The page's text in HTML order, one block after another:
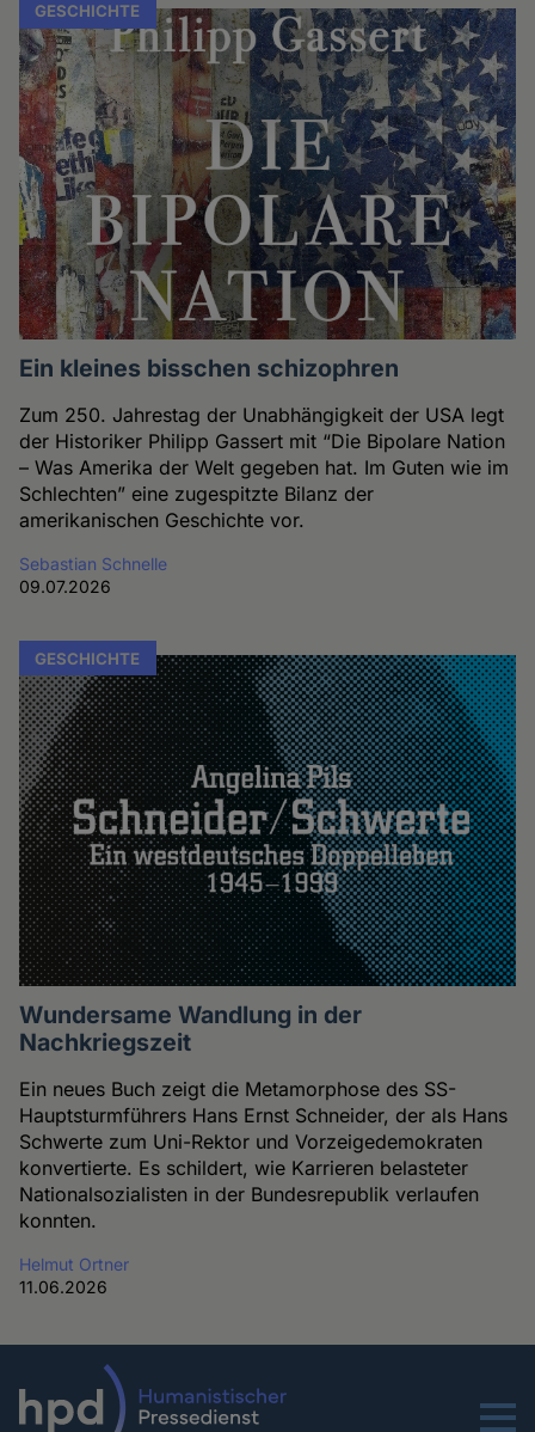
GESCHICHTE
Ein kleines bisschen schizophren
Zum 250. Jahrestag der Unabhängigkeit der USA legt
der Historiker Philipp Gassert mit “Die Bipolare Nation
– Was Amerika der Welt gegeben hat. Im Guten wie im
Schlechten” eine zugespitzte Bilanz der
amerikanischen Geschichte vor.
Sebastian Schnelle
09.07.2026
GESCHICHTE
Wundersame Wandlung in der
Nachkriegszeit
Ein neues Buch zeigt die Metamorphose des SS-
Hauptsturmführers Hans Ernst Schneider, der als Hans
Schwerte zum Uni-Rektor und Vorzeigedemokraten
konvertierte. Es schildert, wie Karrieren belasteter
Nationalsozialisten in der Bundesrepublik verlaufen
konnten.
Helmut Ortner
11.06.2026
Menu